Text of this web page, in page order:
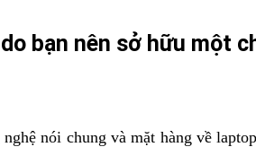
bạn nên sở hữu một
nói chung và mặt hàng về